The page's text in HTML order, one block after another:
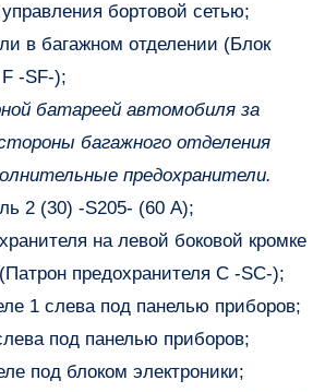
бортовой сетью;
в багажном отделении (Блок
-SF-);
батареей автомобиля за
багажного отделения
предохранители.
2 (30) -S205- (60 А);
на левой боковой кромке
предохранителя C -SC-);
1 слева под панелью приборов;
под панелью приборов;
под блоком электроники;